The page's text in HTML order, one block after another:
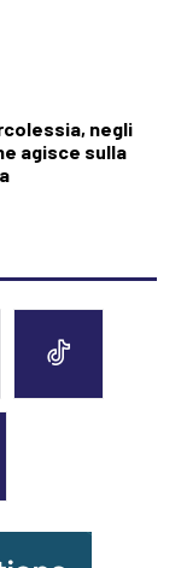
negli
agisce sulla